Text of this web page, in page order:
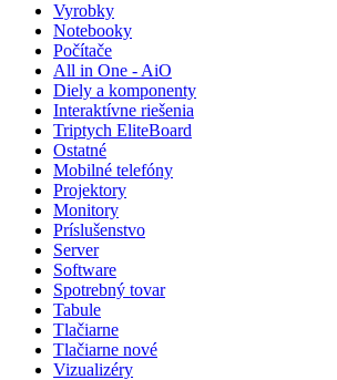
Vyrobky
Notebooky
Počítače
All in One - AiO
Diely a komponenty
Interaktívne riešenia
Triptych EliteBoard
Ostatné
Mobilné telefóny
Projektory
Monitory
Príslušenstvo
Server
Software
Spotrebný tovar
Tabule
Tlačiarne
Tlačiarne nové
Vizualizéry